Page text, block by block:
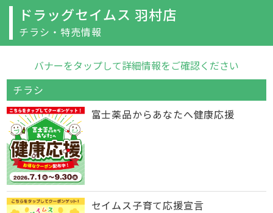
ドラッグセイムス 羽村店
チラシ・特売情報
バナーをタップして詳細情報をご確認ください
チラシ
富士薬品からあなたへ健康応援
セイムス子育て応援宣言